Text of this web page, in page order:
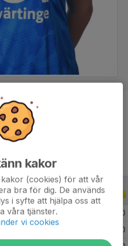
0
0
kakor
(cookies) för att vår
bra för dig. De används
i syfte att hjälpa oss att
våra tjänster.
vi cookies